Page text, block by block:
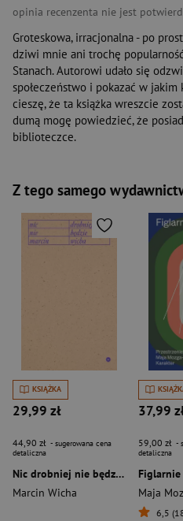
opinia recenzenta nie jest
Groteskowa, irracjonalna - po
dziwi mnie ani trochę
Stanach. Autorowi udało się
społeczeństwo i pokazać w
cieszę, że ta książka wreszcie
dumą mogę powiedzieć, że
biblioteczce.
Z tego samego
KSIĄŻKA
29,99 zł
44,90 zł - sugerowana cena
detaliczna
Nic drobniej nie będzie wyd. 2
Marcin Wicha
37,99
59,00 zł -
detaliczna
Maja
6,5